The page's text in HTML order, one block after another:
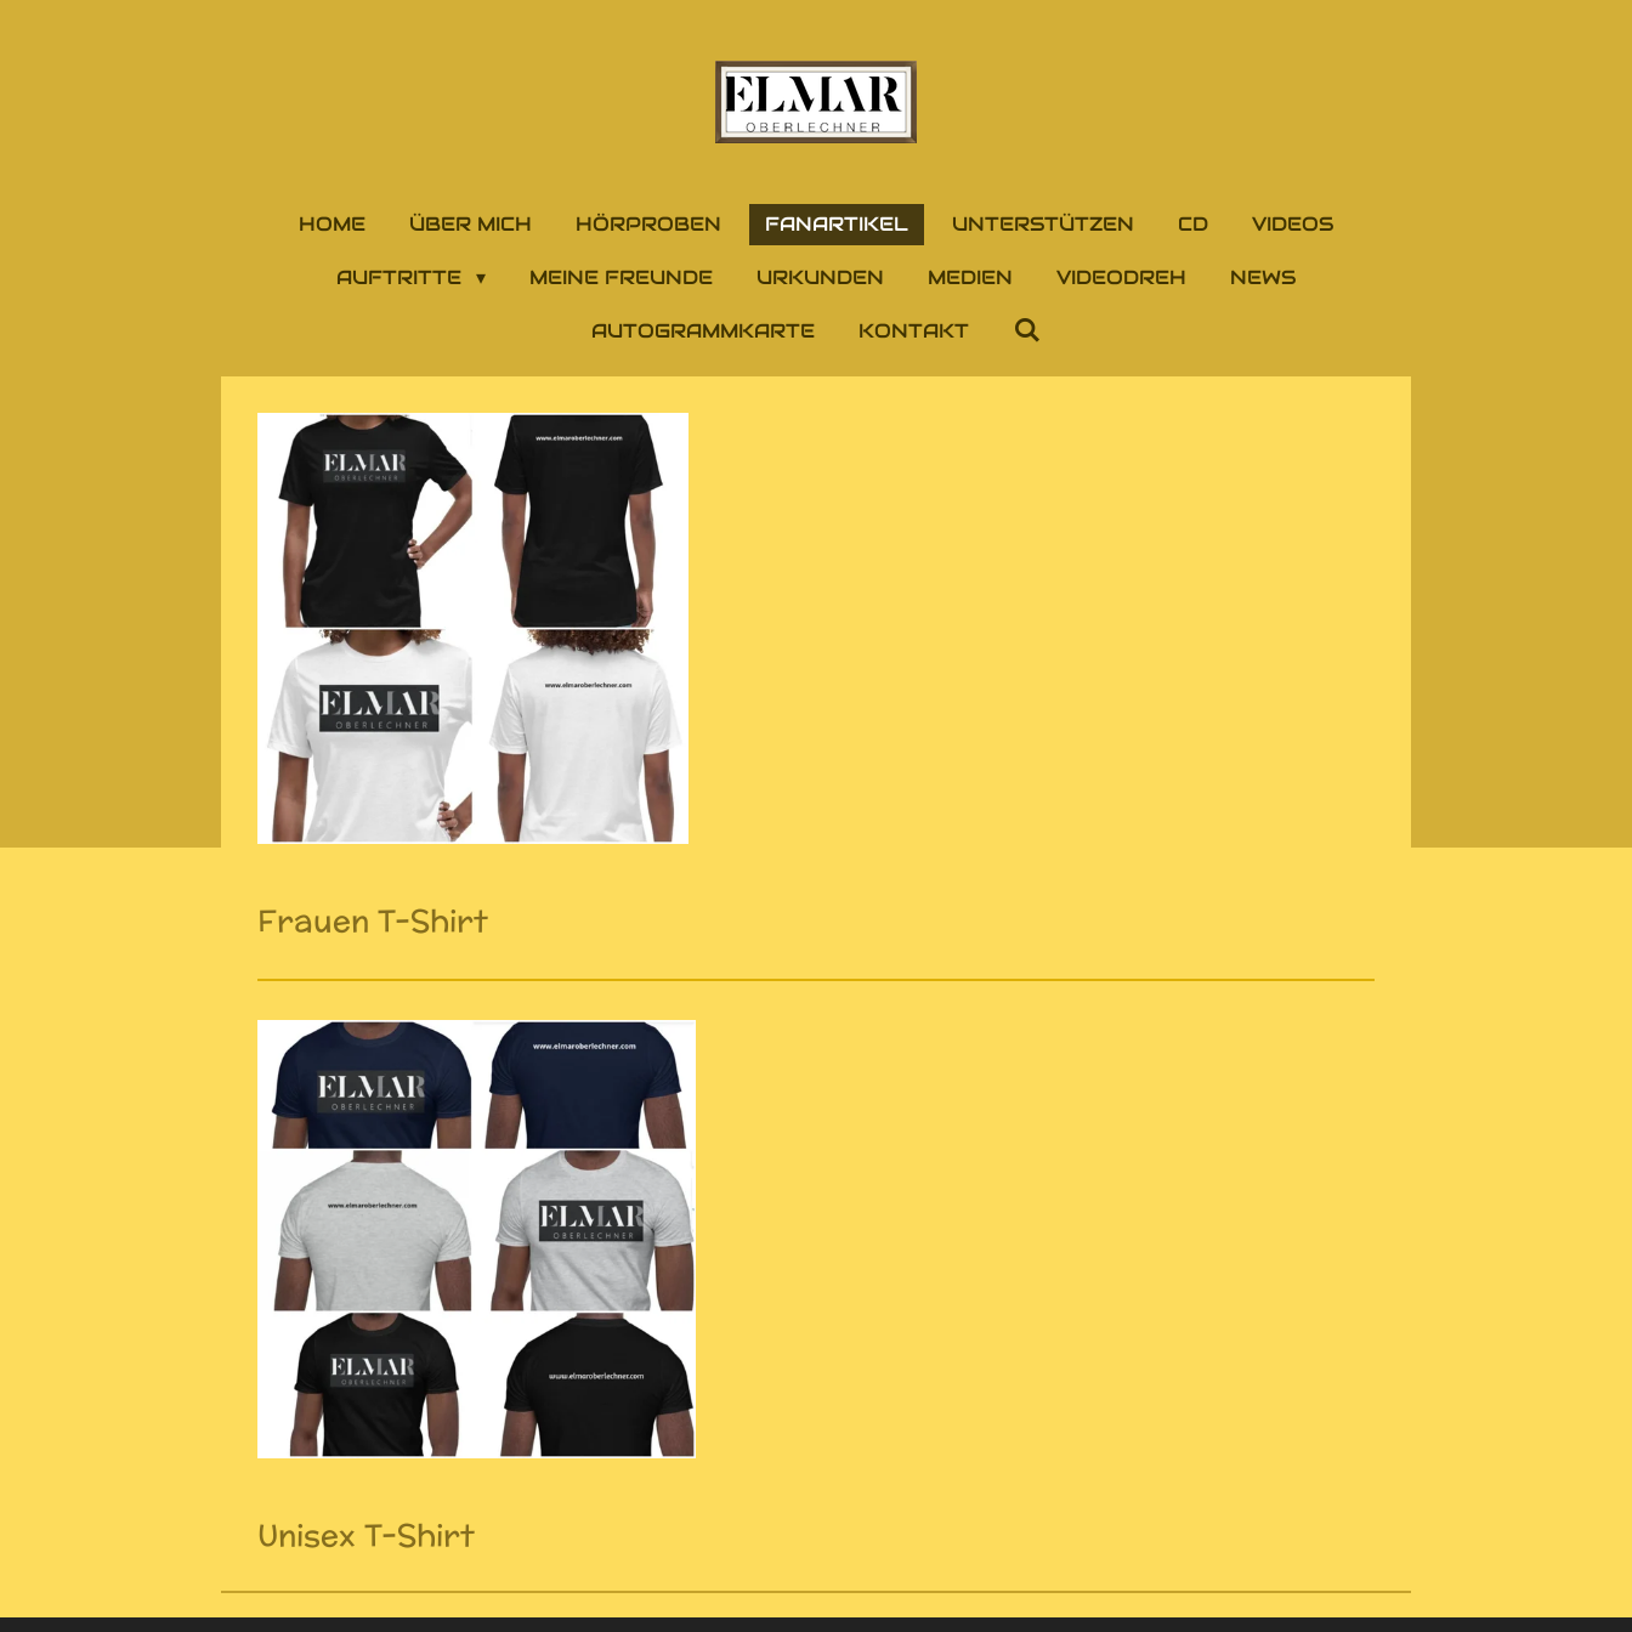
HOME ÜBER MICH HÖRPROBEN FANARTIKEL UNTERSTÜTZEN CD VIDEOS
AUFTRITTE MEINE FREUNDE URKUNDEN MEDIEN VIDEODREH NEWS
AUTOGRAMMKARTE KONTAKT
Frauen T-Shirt
Unisex T-Shirt